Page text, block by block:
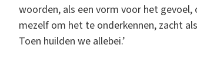
woorden, als een vorm voor het
mezelf om het te onderkennen, zacht
Toen huilden we allebei.’